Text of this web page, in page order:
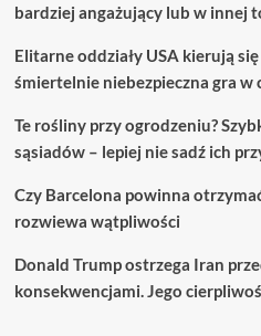
bardziej angażujący lub w innej
Elitarne oddziały USA kierują
śmiertelnie niebezpieczna gra w
Te rośliny przy ogrodzeniu?
sąsiadów – lepiej nie sadź ich
Czy Barcelona powinna
rozwiewa wątpliwości
Donald Trump ostrzega Iran
konsekwencjami. Jego